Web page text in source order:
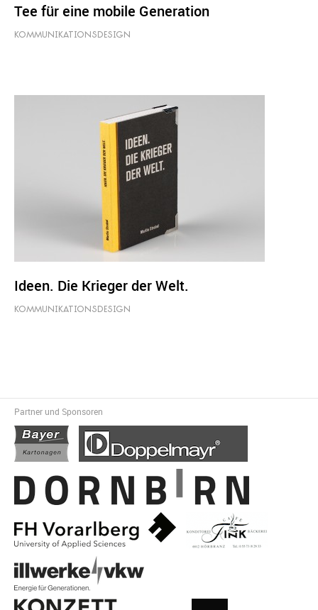
Tee für eine mobile Generation
KOMMUNIKATIONSDESIGN
Ideen. Die Krieger der Welt.
KOMMUNIKATIONSDESIGN
Partner und Sponsoren